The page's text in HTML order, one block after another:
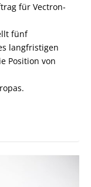
für Vectron-
fünf
langfristigen
Position von